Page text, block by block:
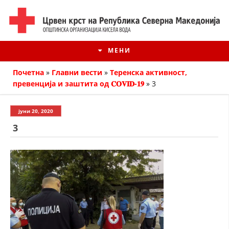
МЕНИ
ИСТОРИЈАТ НА ЦКРМ
ИСТОРИЈАТ НА ДВИЖЕЊЕТО
Почетна » Главни вести » Теренска активност,
превенција и заштита од 𝐂𝐎𝐕𝐈𝐃-𝟏𝟗» 3
јуни 20, 2020
3